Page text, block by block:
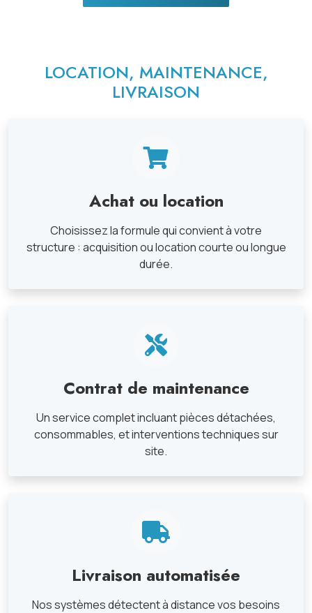
LOCATION, MAINTENANCE,
LIVRAISON
Achat ou location
Choisissez la formule qui convient à votre
structure : acquisition ou location courte ou longue
durée.
Contrat de maintenance
Un service complet incluant pièces détachées,
consommables, et interventions techniques sur
site.
Livraison automatisée
Nos systèmes détectent à distance vos besoins